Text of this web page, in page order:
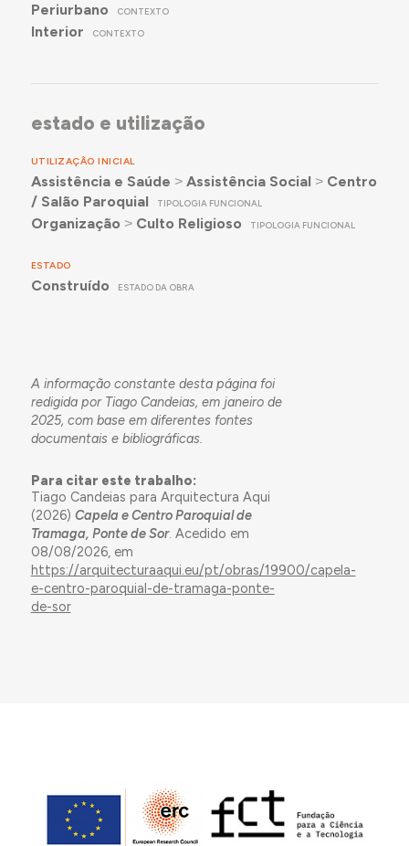
Periurbano CONTEXTO
Interior CONTEXTO
estado e utilização
UTILIZAÇÃO INICIAL
Assistência e Saúde ˃ Assistência Social ˃ Centro
/ Salão Paroquial
TIPOLOGIA FUNCIONAL
Organização ˃ Culto Religioso TIPOLOGIA FUNCIONAL
ESTADO
Construído ESTADO DA OBRA
A informação constante desta página foi
redigida por Tiago Candeias, em janeiro de
2025, com base em diferentes fontes
documentais e bibliográficas.
Para citar este trabalho:
Tiago Candeias para Arquitectura Aqui
(2026) Capela e Centro Paroquial de
Tramaga, Ponte de Sor. Acedido em
08/08/2026, em
https://arquitecturaaqui.eu/pt/obras/19900/capela-
e-centro-paroquial-de-tramaga-ponte-
de-sor